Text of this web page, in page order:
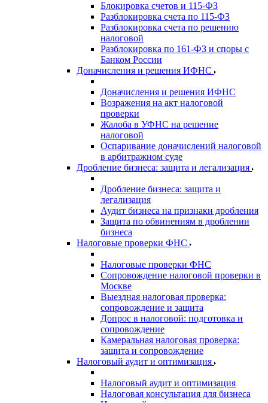
Блокировка счетов и 115-ФЗ
Разблокировка счета по 115-ФЗ
Разблокировка счета по решению
налоговой
Разблокировка по 161-ФЗ и споры с
Банком России
Доначисления и решения ИФНС
Доначисления и решения ИФНС
Возражения на акт налоговой
проверки
Жалоба в УФНС на решение
налоговой
Оспаривание доначислений налоговой
в арбитражном суде
Дробление бизнеса: защита и легализация
Дробление бизнеса: защита и
легализация
Аудит бизнеса на признаки дробления
Защита по обвинениям в дроблении
бизнеса
Налоговые проверки ФНС
Налоговые проверки ФНС
Сопровождение налоговой проверки в
Москве
Выездная налоговая проверка:
сопровождение и защита
Допрос в налоговой: подготовка и
сопровождение
Камеральная налоговая проверка:
защита и сопровождение
Налоговый аудит и оптимизация
Налоговый аудит и оптимизация
Налоговая консультация для бизнеса